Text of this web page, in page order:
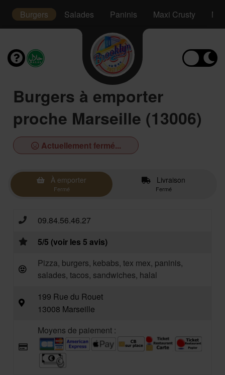
Burgers Salades Paninis Maxi Crusty
Burgers à emporter
proche Marseille (13006)
Actuellement fermé...
À emporter
Fermé
Livraison
Fermé
09.84.56.46.27
5/5 (voir les 5 avis)
Pizza, burgers, kebabs, tex mex, paninis,
salades, tacos, sandwiches, halal
199 Rue du Rouet
13008 Marseille
Moyens de paiement :